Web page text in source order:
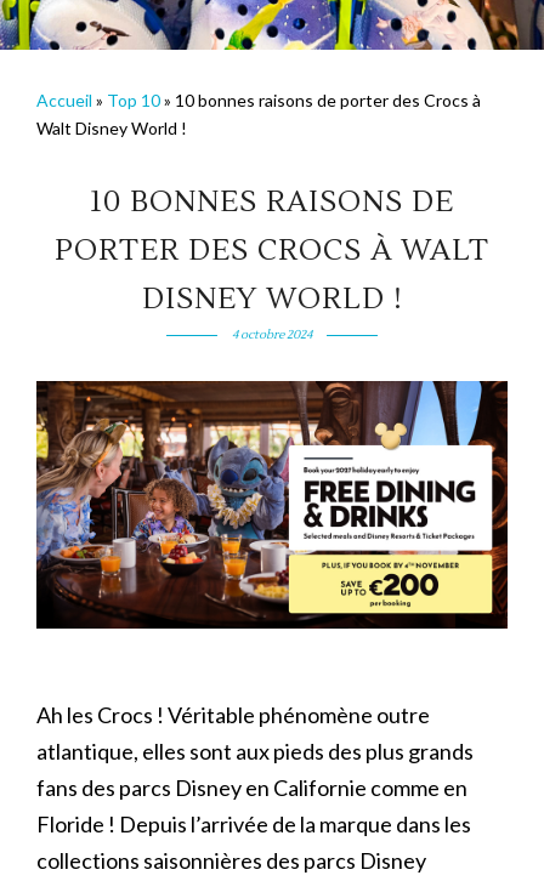
Accueil » Top 10» 10 bonnes raisons de porter des Crocs à
Walt Disney World !
10 BONNES RAISONS DE
PORTER DES CROCS À WALT
DISNEY WORLD !
4 octobre 2024
Ah les Crocs ! Véritable phénomène outre
atlantique, elles sont aux pieds des plus grands
fans des parcs Disney en Californie comme en
Floride ! Depuis l’arrivée de la marque dans les
collections saisonnières des parcs Disney